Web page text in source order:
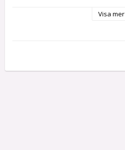
Visa mer